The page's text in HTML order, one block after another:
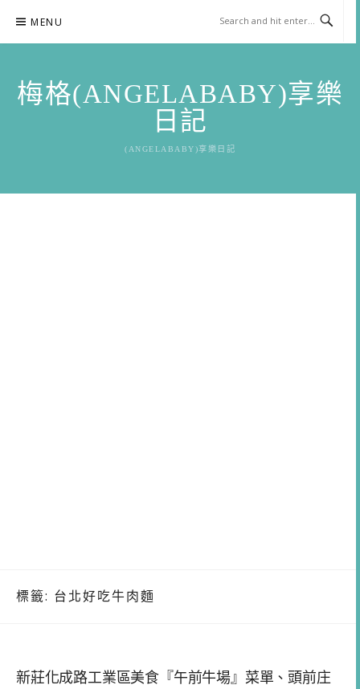
content
MENU
梅格(ANGELABABY)享樂
日記
(ANGELABABY)享樂日記
標籤: 台北好吃牛肉麵
新莊化成路工業區美食『午前牛場』菜單、頭前庄